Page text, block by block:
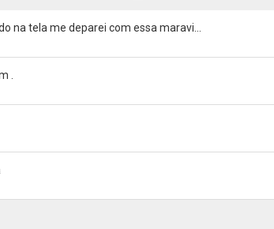
na tela me deparei com essa maravi...
.